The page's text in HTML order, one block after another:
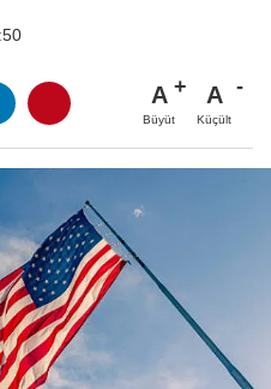
A
Büyüt
A
Küçült